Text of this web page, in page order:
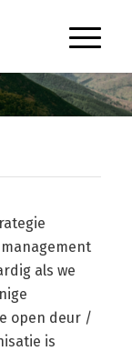
als we
open deur /
is